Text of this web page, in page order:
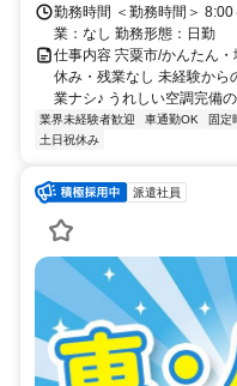
勤務時間 ＜勤務時間＞
業：なし 勤務形態：日勤
仕事内容 宍粟市/かんたん
休み・残業なし 未経験から
業ナシ♪ うれしい空調完備
業界未経験者歓迎 車通勤OK 固定
土日祝休み
派遣社員